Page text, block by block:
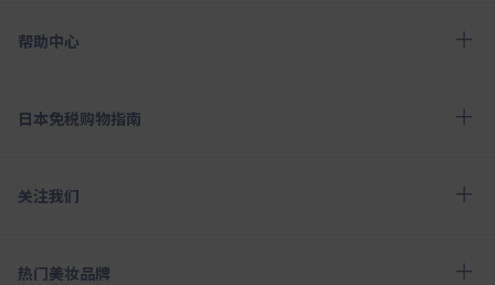
帮助中心
日本免税购物指南
关注我们
热门美妆品牌